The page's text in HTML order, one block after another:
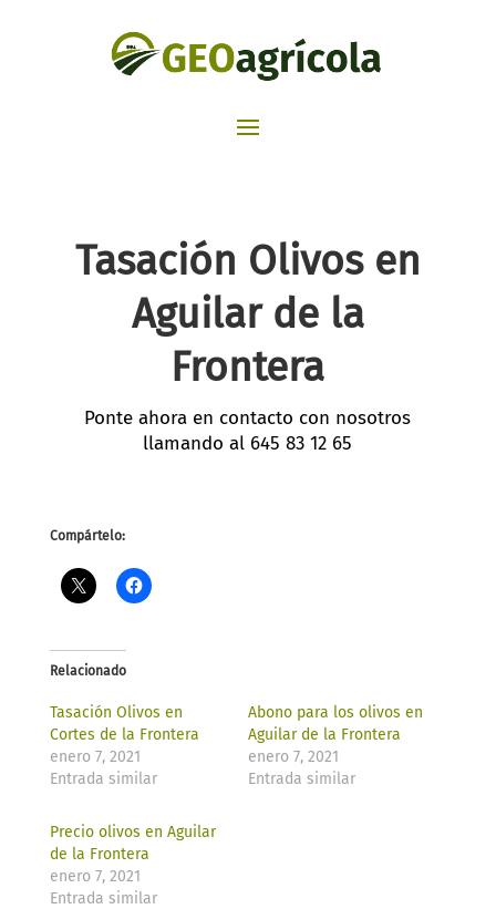
Tasación Olivos en
Aguilar de la
Frontera
Ponte ahora en contacto con nosotros
llamando al 645 83 12 65
Compártelo:
Relacionado
Tasación Olivos en
Cortes de la Frontera
enero 7, 2021
Entrada similar
Abono para los olivos en
Aguilar de la Frontera
enero 7, 2021
Entrada similar
Precio olivos en Aguilar
de la Frontera
enero 7, 2021
Entrada similar